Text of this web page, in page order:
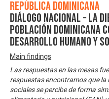
República Dominicana
Diálogo Nacional – La
población dominicana
desarrollo humano y
Main findings
Las respuestas en las mesas
respuestas encontramos que
sociales se percibe de forma